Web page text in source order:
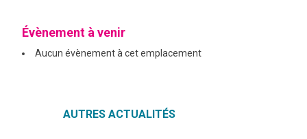
PUBLICATIONS
Évènement à venir
Aucun évènement à cet emplacement
AUTRES ACTUALITÉS